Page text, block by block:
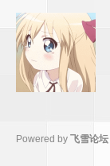
Powered by 飞雪论坛